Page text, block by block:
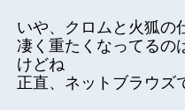
いや、クロムと火狐の
凄く重たくなってるの
けどね
正直、ネットブラウズ